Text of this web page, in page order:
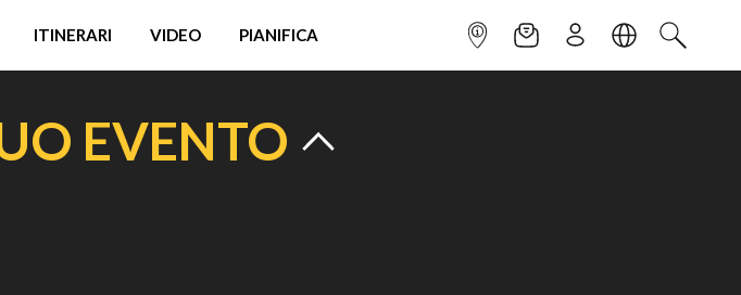
ITINERARI VIDEO PIANIFICA INFOPOINTNEWSLETTER
ISCRIVITILINGUACERCA
EVENTO